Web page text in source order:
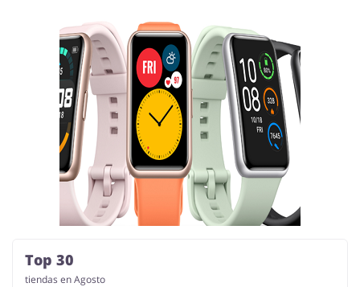
Top 30
tiendas en Agosto